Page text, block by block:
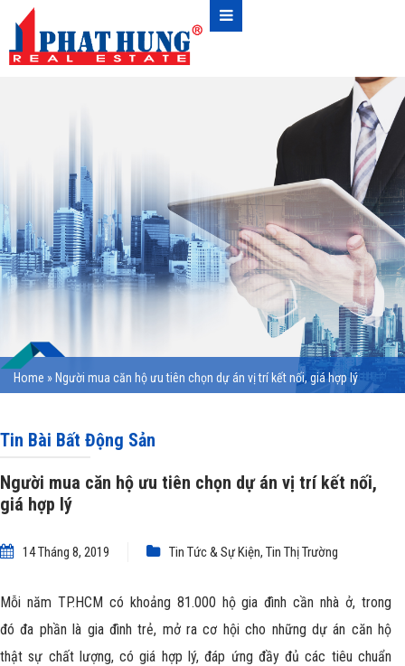
Home » Người mua căn hộ ưu tiên chọn dự án vị trí kết nối, giá hợp lý
Tin Bài Bất Động Sản
Người mua căn hộ ưu tiên chọn dự án vị trí kết nối,
giá hợp lý
14 Tháng 8, 2019 Tin Tức & Sự Kiện, Tin Thị Trường
Mỗi năm TP.HCM có khoảng 81.000 hộ gia đình cần nhà ở, trong
đó đa phần là gia đình trẻ, mở ra cơ hội cho những dự án căn hộ
thật sự chất lượng, có giá hợp lý, đáp ứng đầy đủ các tiêu chuẩn